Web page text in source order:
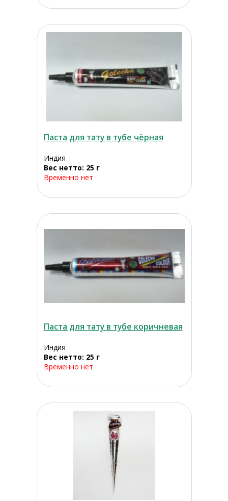
Паста для тату в тубе чёрная
Индия
Вес нетто: 25 г
Временно нет
Паста для тату в тубе коричневая
Индия
Вес нетто: 25 г
Временно нет